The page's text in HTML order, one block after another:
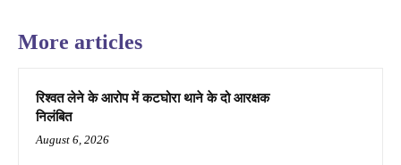
More articles
रिश्वत लेने के आरोप में कटघोरा थाने के दो आरक्षक
निलंबित
August 6, 2026